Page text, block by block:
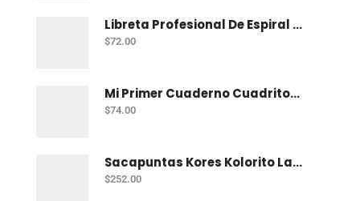
Libreta Profesional De Espiral Norma Color 100 H C-7
$72.00
Mi Primer Cuaderno Cuadritos "A" (10Mm) 50 Hojas Norma
$74.00
Sacapuntas Kores Kolorito Lapiz 1 Orif C/20
$252.00